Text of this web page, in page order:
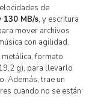
de
130 MB/s, y escritura
mover archivos
con agilidad.
metálica, formato
g), para llevarlo
Además, trae un
cuando no se están